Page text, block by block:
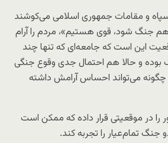
و مقامات جمهوری اسلامی می‌کوشند
هم جنگ شود، قوی هستیم»، مردم را آرام
این است که جامعه‌ای که تنها چند
و حالا هم احتمال جدی وقوع جنگی
می‌تواند احساس آرامش داشته
در موقعیتی قرار داده که ممکن است
تمام‌عیار را تجربه کند.